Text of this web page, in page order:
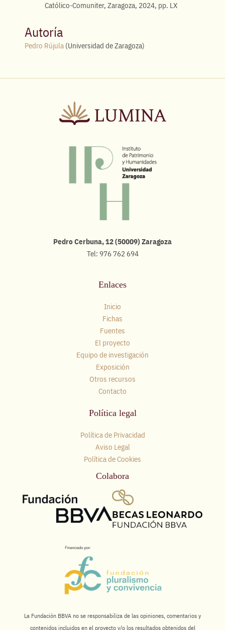
Católico-Comuniter, Zaragoza, 2024, pp. LX
Autoría
Pedro Rújula (Universidad de Zaragoza)
Pedro Cerbuna, 12 (50009) Zaragoza
Tel: 976 762 694
Enlaces
Inicio
Fichas
Fuentes
El proyecto
Equipo de investigación
Exposición
Otros recursos
Contacto
Política legal
Política de Privacidad
Aviso Legal
Política de Cookies
Colabora
La Fundación BBVA no se responsabiliza de las opiniones, comentarios y
contenidos incluidos en el proyecto y/o los resultados obtenidos del